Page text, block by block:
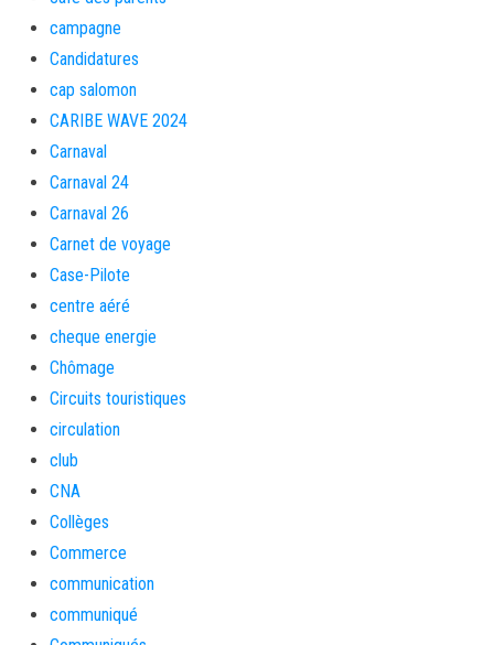
campagne
Candidatures
cap salomon
CARIBE WAVE 2024
Carnaval
Carnaval 24
Carnaval 26
Carnet de voyage
Case-Pilote
centre aéré
cheque energie
Chômage
Circuits touristiques
circulation
club
CNA
Collèges
Commerce
communication
communiqué